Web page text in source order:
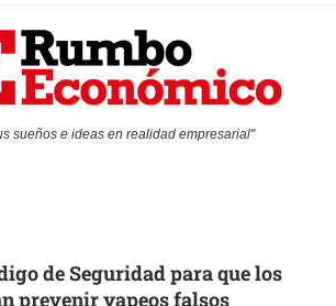
sueños e ideas en realidad empresarial"
de Seguridad para que los
prevenir yapeos falsos